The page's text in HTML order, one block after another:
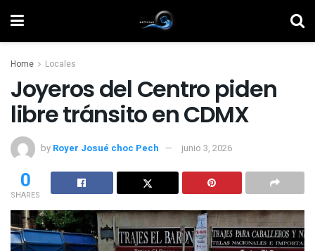
Home Locales
Joyeros del Centro piden
libre tránsito en CDMX
by Royer Josué choc Pech junio 3, 2026
0
SHARES